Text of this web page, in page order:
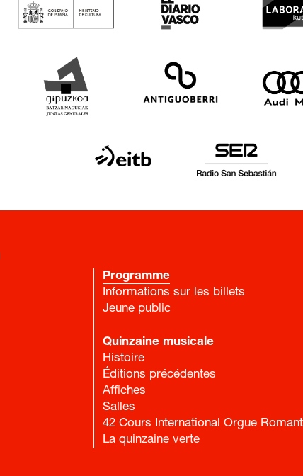
Programme
Informations sur les billets
Jeune public
Quinzaine musicale
Histoire
Éditions précédentes
Affiches
Salles
42 Cours International Orgue
La quinzaine verte